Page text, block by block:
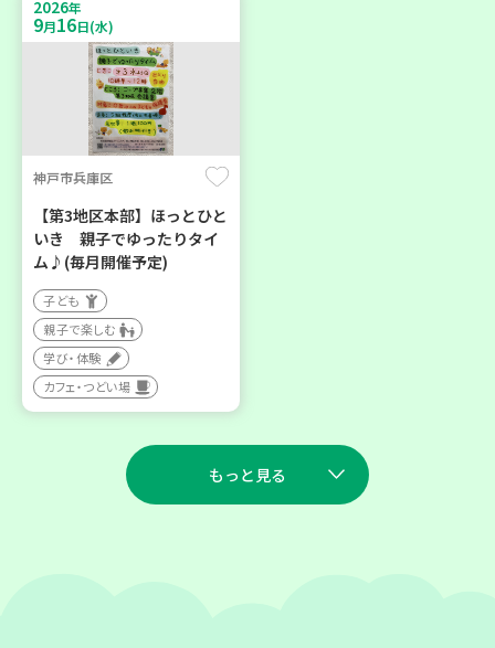
2026年
9月16日(水)
神戸市兵庫区
【第3地区本部】ほっとひと
いき 親子でゆったりタイ
ム♪(毎月開催予定)
子ども
親子で楽しむ
学び・体験
カフェ・つどい場
もっと見る